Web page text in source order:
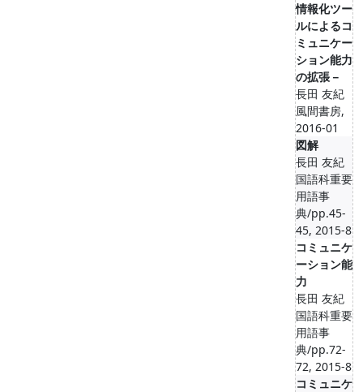
情報化ツー
ルによるコ
ミュニケー
ション能力
の拡張－
長田 友紀
風間書房,
2016-01
図解
長田 友紀
国語科重要
用語事
典/pp.45-
45, 2015-8
コミュニケ
ーション能
力
長田 友紀
国語科重要
用語事
典/pp.72-
72, 2015-8
コミュニケ